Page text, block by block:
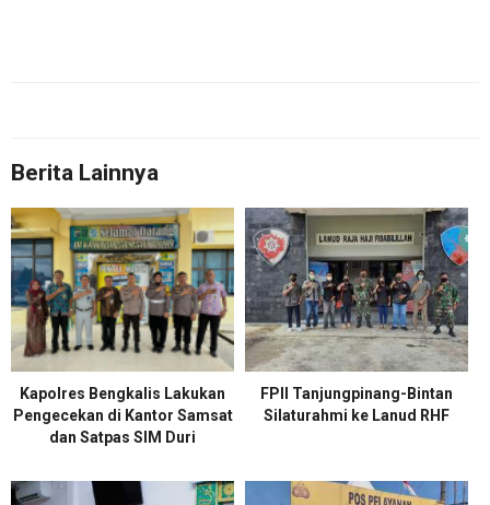
Berita Lainnya
Kapolres Bengkalis Lakukan
Pengecekan di Kantor Samsat
dan Satpas SIM Duri
FPII Tanjungpinang-Bintan
Silaturahmi ke Lanud RHF